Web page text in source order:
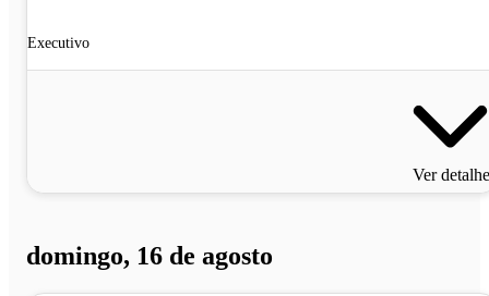
Executivo
Ver
domingo, 16 de agosto